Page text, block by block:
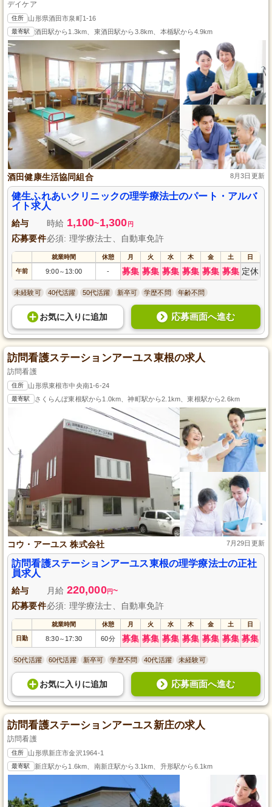
デイケア
住所 山形県酒田市泉町1-16
最寄駅 酒田駅から1.3km、東酒田駅から3.8km、本楯駅から4.9km
酒田健康生活協同組合 8月3日更新
健生ふれあいクリニックの理学療法士のパート・アルバ
イト求人
給与 時給 1,100~1,300 円
応募要件必須: 理学療法士、自動車免許
就業時間 休憩 月 火 水 木 金 土 日
午前 9:00～ 13:00 - 募集 募集 募集 募集 募集 募集 定休
未経験可 40代活躍 50代活躍 新卒可 学歴不問 年齢不問
お気に入り に追加 応募画面へ進む
訪問看護ステーションアーユス東根の求人
訪問看護
住所 山形県東根市中央南1-6-24
最寄駅 さくらんぼ東根駅から1.0km、神町駅から2.1km、東根駅から2.6km
コウ・アーユス 株式会社 7月29日更新
訪問看護ステーションアーユス東根の理学療法士の正社
員求人
給与 月給 220,000円~
応募要件必須: 理学療法士、自動車免許
就業時間 休憩 月 火 水 木 金 土 日
日勤 8:30～ 17:30 60分 募集 募集 募集 募集 募集 募集 募集
50代活躍 60代活躍 新卒可 学歴不問 40代活躍 未経験可
お気に入り に追加 応募画面へ進む
訪問看護ステーションアーユス新庄の求人
訪問看護
住所 山形県新庄市金沢1964-1
最寄駅 新庄駅から1.6km、南新庄駅から3.1km、升形駅から6.1km